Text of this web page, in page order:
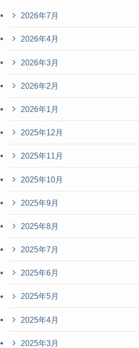
2026年7月
2026年4月
2026年3月
2026年2月
2026年1月
2025年12月
2025年11月
2025年10月
2025年9月
2025年8月
2025年7月
2025年6月
2025年5月
2025年4月
2025年3月